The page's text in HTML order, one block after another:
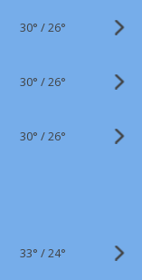
30° /26°
30° /26°
30° /26°
33° /24°